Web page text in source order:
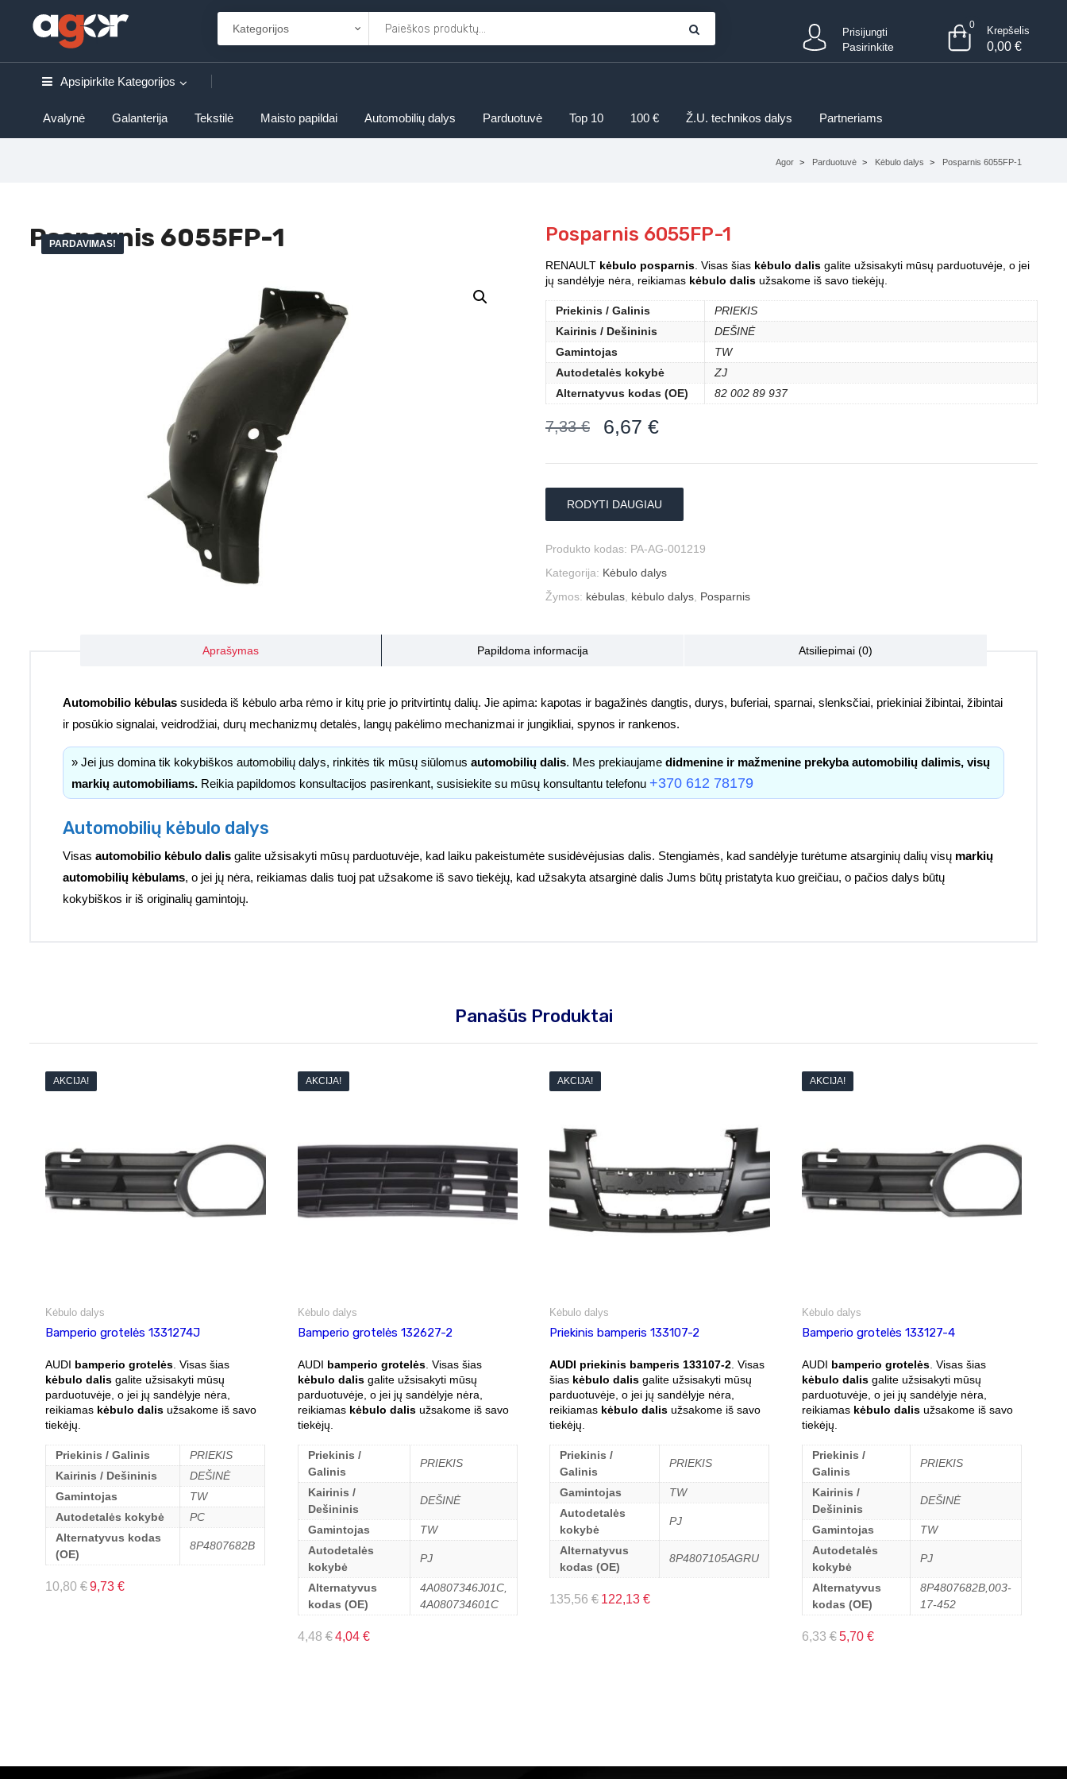
Prisijungti
Pasirinkite
0 Krepšelis
0,00 €
Apsipirkite Kategorijos
Avalynė Galanterija Tekstilė Maisto papildai Automobilių dalys Parduotuvė Top 10 100 € Ž.U. technikos dalys Partneriams
Agor Parduotuvė Kėbulo dalys Posparnis 6055FP-1
Posparnis 6055FP-1
PARDAVIMAS! Posparnis 6055FP-1
RENAULT kėbulo posparnis . Visas šias kėbulo dalis galite užsisakyti mūsų parduotuvėje, o jei
jų sandėlyje nėra, reikiamas kėbulo dalis užsakome iš savo tiekėjų.
Priekinis / Galinis
PRIEKIS
Kairinis / Dešininis
DEŠINĖ
Gamintojas
TW
Autodetalės kokybė
ZJ
Alternatyvus kodas (OE)
82 002 89 937
7,33€ 6,67 €
RODYTI DAUGIAU
Produkto kodas: PA-AG-001219
Kategorija: Kėbulo dalys
Žymos: kėbulas kėbulo dalys Posparnis
Aprašymas Papildoma informacija Atsiliepimai (0)
Automobilio kėbulas susideda iš kėbulo arba rėmo ir kitų prie jo pritvirtintų dalių. Jie apima: kapotas ir bagažinės dangtis, durys, buferiai, sparnai, slenksčiai, priekiniai žibintai, žibintai
ir posūkio signalai, veidrodžiai, durų mechanizmų detalės, langų pakėlimo mechanizmai ir jungikliai, spynos ir rankenos.
» Jei jus domina tik kokybiškos automobilių dalys, rinkitės tik mūsų siūlomus automobilių dalis. Mes prekiaujame didmenine ir mažmenine prekyba automobilių dalimis, visų
markių automobiliams. Reikia papildomos konsultacijos pasirenkant, susisiekite su mūsų konsultantu telefonu +370 612 78179
Automobilių kėbulo dalys
Visas automobilio kėbulo dalis galite užsisakyti mūsų parduotuvėje, kad laiku pakeistumėte susidėvėjusias dalis. Stengiamės, kad sandėlyje turėtume atsarginių dalių visų markių
automobilių kėbulams, o jei jų nėra, reikiamas dalis tuoj pat užsakome iš savo tiekėjų, kad užsakyta atsarginė dalis Jums būtų pristatyta kuo greičiau, o pačios dalys būtų
kokybiškos ir iš originalių gamintojų.
Panašūs Produktai
AKCIJA!
Kėbulo dalys
Bamperio grotelės 1331274J
AUDI bamperio grotelės . Visas šias
kėbulo dalis galite užsisakyti mūsų
parduotuvėje, o jei jų sandėlyje nėra,
reikiamas kėbulo dalis užsakome iš savo
tiekėjų.
Priekinis / Galinis
PRIEKIS
Kairinis / Dešininis
DEŠINĖ
Gamintojas
TW
Autodetalės kokybė
PC
Alternatyvus kodas
(OE)
8P4807682B
10,80 €9,73 €
AKCIJA!
Kėbulo dalys
Bamperio grotelės 132627-2
AUDI bamperio grotelės. Visas šias
kėbulo dalisgalite užsisakyti mūsų
parduotuvėje, o jei jų sandėlyje nėra,
reikiamas kėbulo dalisužsakome iš savo
tiekėjų.
Priekinis /
Galinis
PRIEKIS
Kairinis /
Dešininis
DEŠINĖ
Gamintojas
TW
Autodetalės
kokybė
PJ
Alternatyvus
kodas (OE)
4A0807346J01C,
4A080734601C
4,48€ 4,04 €
AKCIJA!
Kėbulo dalys
Priekinis bamperis 133107-2
AUDI priekinis bamperis 133107-2 . Visas
šias kėbulo dalis galite užsisakyti mūsų
parduotuvėje, o jei jų sandėlyje nėra,
reikiamas kėbulo dalis užsakome iš savo
tiekėjų.
Priekinis /
Galinis
PRIEKIS
Gamintojas
TW
Autodetalės
kokybė
PJ
Alternatyvus
kodas (OE)
8P4807105AGRU
135,56 € 122,13 €
AKCIJA!
Kėbulo dalys
Bamperio grotelės 133127-4
AUDI bamperio grotelės. Visas šias
kėbulo dalisgalite užsisakyti mūsų
parduotuvėje, o jei jų sandėlyje nėra,
reikiamas kėbulo dalisužsakome iš savo
tiekėjų.
Priekinis /
Galinis
PRIEKIS
Kairinis /
Dešininis
DEŠINĖ
Gamintojas
TW
Autodetalės
kokybė
PJ
Alternatyvus
kodas (OE)
8P4807682B,003-
17-452
6,33€ 5,70 €